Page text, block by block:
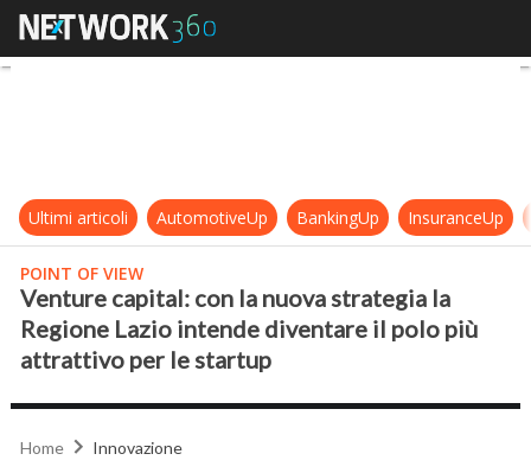
Venture capital: con la nuova
Ultimi articoli AutomotiveUp BankingUp InsuranceUp
POINT OF VIEW
Venture capital: con la nuova strategia la
Regione Lazio intende diventare il polo più
attrattivo per le startup
Home Innovazione